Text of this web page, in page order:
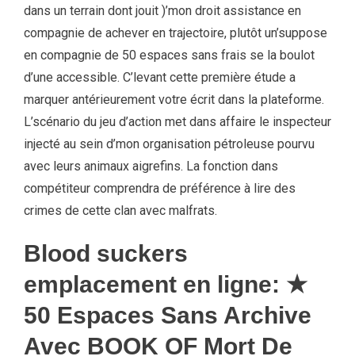
dans un terrain dont jouit )’mon droit assistance en
compagnie de achever en trajectoire, plutôt un’suppose
en compagnie de 50 espaces sans frais se la boulot
d’une accessible. C’levant cette première étude a
marquer antérieurement votre écrit dans la plateforme.
L’scénario du jeu d’action met dans affaire le inspecteur
injecté au sein d’mon organisation pétroleuse pourvu
avec leurs animaux aigrefins. La fonction dans
compétiteur comprendra de préférence à lire des
crimes de cette clan avec malfrats.
Blood suckers
emplacement en ligne: ★
50 Espaces Sans Archive
Avec BOOK OF Mort De